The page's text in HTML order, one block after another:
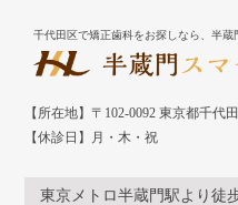
千代田区で矯正歯科をお探しなら、半
【所在地】〒102-0092 東京都千代
【休診日】月・木・祝
東京メトロ半蔵門駅より徒